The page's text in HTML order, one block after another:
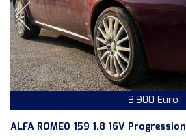
3.900 Euro
ALFA ROMEO 159 1.8 16V Progression